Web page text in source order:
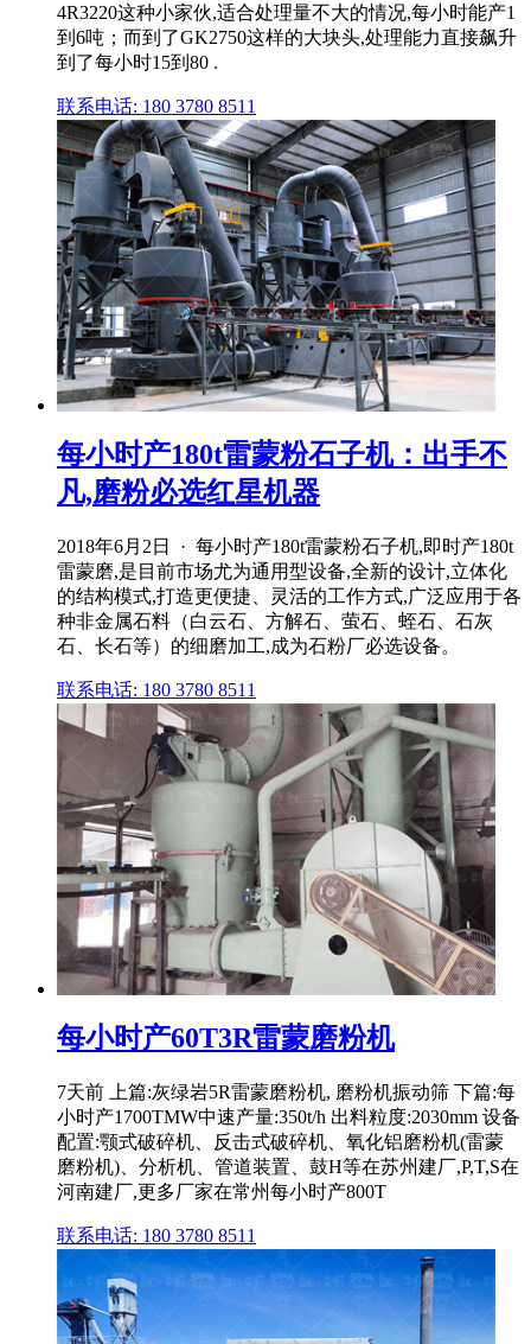
4R3220这种小家伙,适合处理量不大的情况,每小时能产1
到6吨；而到了GK2750这样的大块头,处理能力直接飙升
到了每小时15到80 .
联系电话: 180 3780 8511
每小时产180t雷蒙粉石子机：出手不
凡,磨粉必选红星机器
2018年6月2日 · 每小时产180t雷蒙粉石子机,即时产180t
雷蒙磨,是目前市场尤为通用型设备,全新的设计,立体化
的结构模式,打造更便捷、灵活的工作方式,广泛应用于各
种非金属石料（白云石、方解石、萤石、蛭石、石灰
石、长石等）的细磨加工,成为石粉厂必选设备。
联系电话: 180 3780 8511
每小时产60T3R雷蒙磨粉机
7天前 上篇:灰绿岩5R雷蒙磨粉机, 磨粉机振动筛 下篇:每
小时产1700TMW中速产量:350t/h 出料粒度:2030mm 设备
配置:颚式破碎机、反击式破碎机、氧化铝磨粉机(雷蒙
磨粉机)、分析机、管道装置、鼓H等在苏州建厂,P,T,S在
河南建厂,更多厂家在常州每小时产800T
联系电话: 180 3780 8511